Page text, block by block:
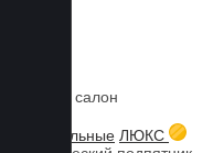
Коврики в салон
3D текстильные ЛЮКС
Главная